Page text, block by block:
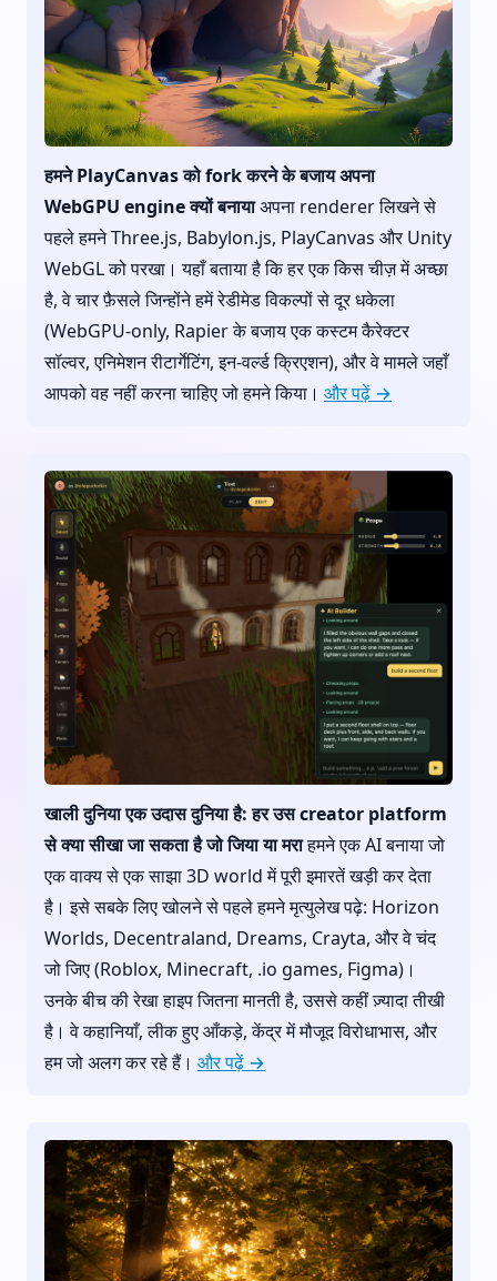
हमने PlayCanvas को fork करने के बजाय अपना
WebGPU engine क्यों बनायाअपना renderer लिखने से
पहले हमने Three.js, Babylon.js, PlayCanvas और Unity
WebGL को परखा। यहाँ बताया है कि हर एक किस चीज़ में अच्छा
है, वे चार फ़ैसले जिन्होंने हमें रेडीमेड विकल्पों से दूर धकेला
(WebGPU-only, Rapier के बजाय एक कस्टम कैरेक्टर
सॉल्वर, एनिमेशन रीटार्गेटिंग, इन-वर्ल्ड क्रिएशन), और वे मामले जहाँ
आपको वह नहीं करना चाहिए जो हमने किया। और पढ़ें →
खाली दुनिया एक उदास दुनिया है: हर उस creator platform
से क्या सीखा जा सकता है जो जिया या मराहमने एक AI बनाया जो
एक वाक्य से एक साझा 3D world में पूरी इमारतें खड़ी कर देता
है। इसे सबके लिए खोलने से पहले हमने मृत्युलेख पढ़े: Horizon
Worlds, Decentraland, Dreams, Crayta, और वे चंद
जो जिए (Roblox, Minecraft, .io games, Figma)।
उनके बीच की रेखा हाइप जितना मानती है, उससे कहीं ज़्यादा तीखी
है। वे कहानियाँ, लीक हुए आँकड़े, केंद्र में मौजूद विरोधाभास, और
हम जो अलग कर रहे हैं। और पढ़ें →